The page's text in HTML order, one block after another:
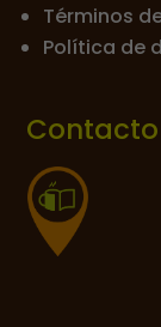
Términos
Política de
Contacto